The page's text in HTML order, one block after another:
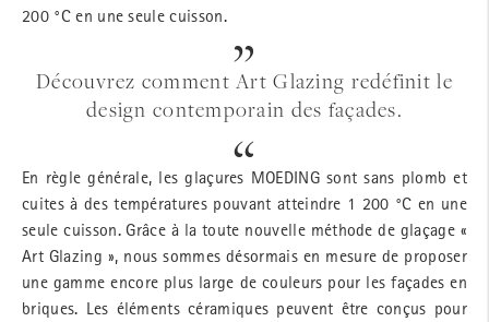
200 °C en une seule cuisson.
Découvrez comment Art Glazing redéfinit le
design contemporain des façades.
En règle générale, les glaçures MOEDING sont sans plomb et
cuites à des températures pouvant atteindre 1 200 °C en une
seule cuisson. Grâce à la toute nouvelle méthode de glaçage «
Art Glazing », nous sommes désormais en mesure de proposer
une gamme encore plus large de couleurs pour les façades en
briques. Les éléments céramiques peuvent être conçus pour